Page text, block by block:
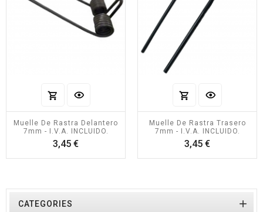
Muelle De Rastra Delantero
7mm - I.V.A. INCLUIDO.
3,45 €Precio
Muelle De Rastra Trasero
7mm - I.V.A. INCLUIDO.
3,45 €Precio
CATEGORIES 